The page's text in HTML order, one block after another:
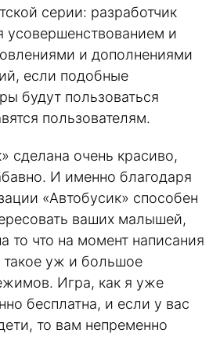
серии: разработчик
усовершенствованием и
и дополнениями
если подобные
будут пользоваться
пользователям.
сделана очень красиво,
И именно благодаря
«Автобусик» способен
ваших малышей,
то что на момент написания
такое уж и большое
Игра, как я уже
бесплатна, и если у вас
то вам непременно